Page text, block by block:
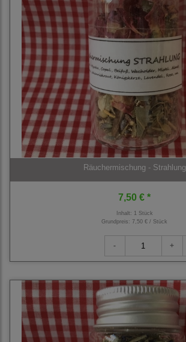
Räuchermischung - Strahlung
7,50 € *
Inhalt: 1 Stück
Grundpreis: 7,50 € / Stück